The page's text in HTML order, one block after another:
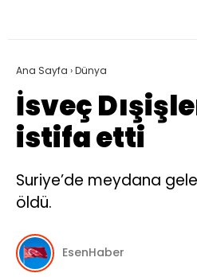
Ana Sayfa ›Dünya
İsveç
istifa etti
Suriye’de meydana
öldü.
EsenHaber